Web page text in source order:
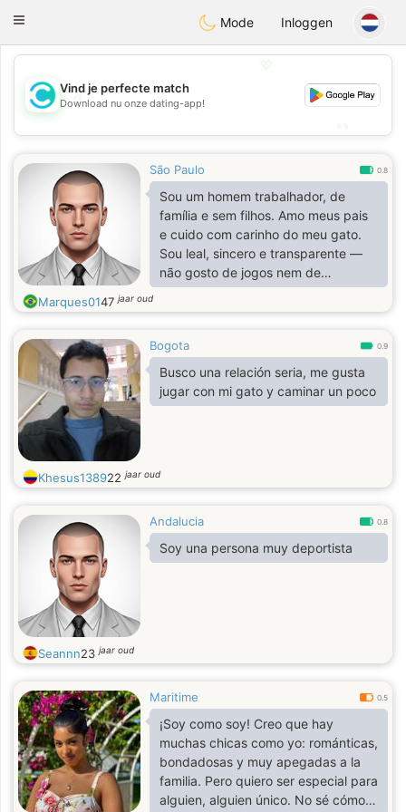
olombiaCitas
Toggle
Mode Inloggen
💖
💕
Vind je perfecte match
Download nu onze dating-app!
São Paulo 0.8
Sou um homem trabalhador, de
família e sem filhos. Amo meus pais
e cuido com carinho do meu gato.
Sou leal, sincero e transparente —
não gosto de jogos nem de
mentiras. Valorizo o respeito, a
confiança e uma vida tranquila, com
💙
Marques0147jaar oud
Bogota 0.9
Busco una relación seria, me gusta
jugar con mi gato y caminar un poco
Khesus138922jaar oud
Andalucia 0.8
Soy una persona muy deportista
Seannn23jaar oud
Maritime 0.5
¡Soy como soy! Creo que hay
muchas chicas como yo: románticas,
bondadosas y muy apegadas a la
familia. Pero quiero ser especial para
alguien, alguien único. No sé cómo